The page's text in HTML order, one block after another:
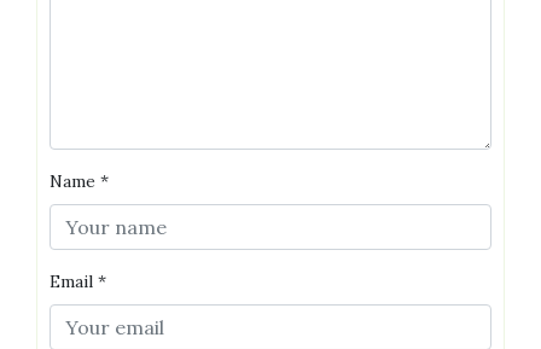
Name *
Email *